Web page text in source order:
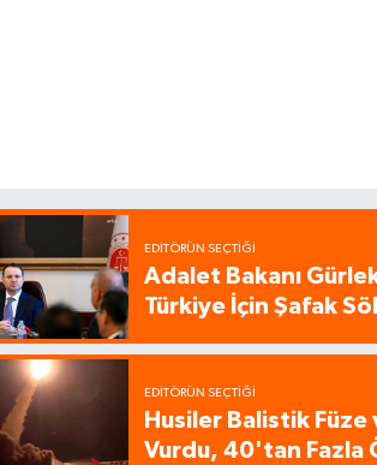
EDITÖRÜN SEÇTIĞI
Adalet Bakanı
Türkiye İçin Şafak
EDITÖRÜN SEÇTIĞI
Husiler Balistik Füze
Vurdu, 40'tan Fazla